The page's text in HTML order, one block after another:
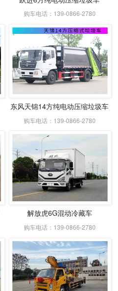
购车电话：139-0866-2780
东风天锦14方纯电动压缩垃圾车
购车电话：139-0866-2780
解放虎6G混动冷藏车
购车电话：139-0866-2780